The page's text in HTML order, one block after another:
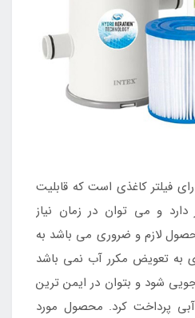
فیلتر کاغذی است که قابلیت
و می توان در زمان نیاز
لازم و ضروری می باشد به
به تعویض مکرر آب نمی باشد
شود و بتوان در ایمن ترین
پرداخت کرد. محصول مورد